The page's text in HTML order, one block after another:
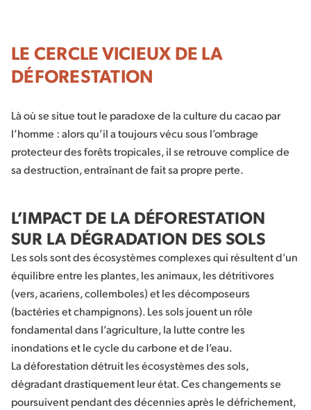
LE CERCLE VICIEUX DE LA
DÉFORESTATION
Là où se situe tout le paradoxe de la culture du cacao par
l’homme : alors qu’il a toujours vécu sous l’ombrage
protecteur des forêts tropicales, il se retrouve complice de
sa destruction, entraînant de fait sa propre perte.
L’IMPACT DE LA DÉFORESTATION
SUR LA DÉGRADATION DES SOLS
Les sols sont des écosystèmes complexes qui résultent d’un
équilibre entre les plantes, les animaux, les détritivores
(vers, acariens, collemboles) et les décomposeurs
(bactéries et champignons). Les sols jouent un rôle
fondamental dans l’agriculture, la lutte contre les
inondations et le cycle du carbone et de l’eau.
La déforestation détruit les écosystèmes des sols,
dégradant drastiquement leur état. Ces changements se
poursuivent pendant des décennies après le défrichement,